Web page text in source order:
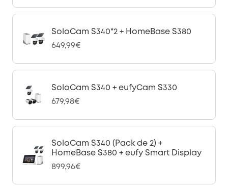
SoloCam S340*2 + HomeBase S380
649,99€
SoloCam S340 + eufyCam S330
679,98€
SoloCam S340 (Pack de 2) +
HomeBase S380 + eufy Smart Display
899,96€